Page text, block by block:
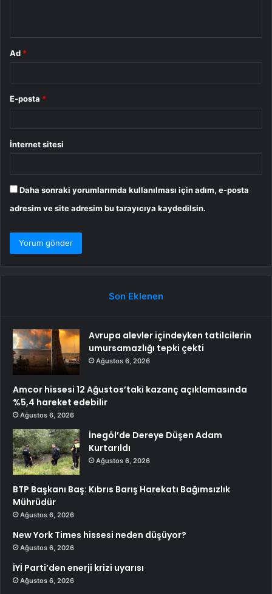
Ad *
E-posta *
İnternet sitesi
Daha sonraki yorumlarımda kullanılması için adım, e-posta
adresim ve site adresim bu tarayıcıya kaydedilsin.
Son Eklenen
Avrupa alevler içindeyken tatilcilerin
umursamazlığı tepki çekti
Ağustos 6, 2026
Amcor hissesi 12 Ağustos’taki kazanç açıklamasında
%5,4 hareket edebilir
Ağustos 6, 2026
İnegöl’de Dereye Düşen Adam
Kurtarıldı
Ağustos 6, 2026
BTP Başkanı Baş: Kıbrıs Barış Harekatı Bağımsızlık
Mührüdür
Ağustos 6, 2026
New York Times hissesi neden düşüyor?
Ağustos 6, 2026
İYİ Parti’den enerji krizi uyarısı
Ağustos 6, 2026